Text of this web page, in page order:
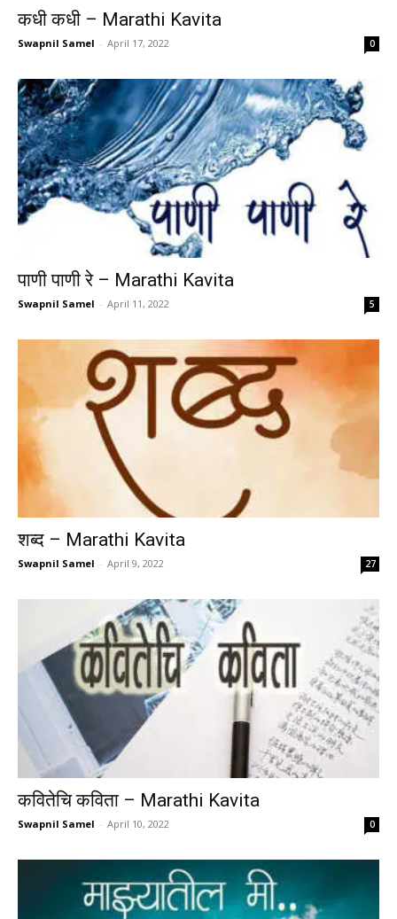
कधी कधी – Marathi Kavita
Swapnil Samel - April 17, 2022 0
पाणी पाणी रे – Marathi Kavita
Swapnil Samel - April 11, 2022 5
शब्द – Marathi Kavita
Swapnil Samel - April 9, 2022 27
कवितेचि कविता – Marathi Kavita
Swapnil Samel - April 10, 2022 0